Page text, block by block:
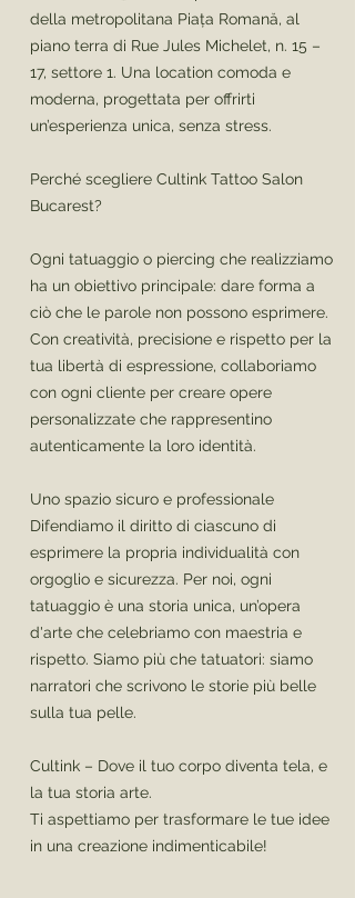
della metropolitana Piața Romană, al
piano terra di Rue Jules Michelet, n. 15 –
17, settore 1. Una location comoda e
moderna, progettata per offrirti
un’esperienza unica, senza stress.
Perché scegliere Cultink Tattoo Salon
Bucarest?
Ogni tatuaggio o piercing che realizziamo
ha un obiettivo principale: dare forma a
ciò che le parole non possono esprimere.
Con creatività, precisione e rispetto per la
tua libertà di espressione, collaboriamo
con ogni cliente per creare opere
personalizzate che rappresentino
autenticamente la loro identità.
Uno spazio sicuro e professionale
Difendiamo il diritto di ciascuno di
esprimere la propria individualità con
orgoglio e sicurezza. Per noi, ogni
tatuaggio è una storia unica, un’opera
d'arte che celebriamo con maestria e
rispetto. Siamo più che tatuatori: siamo
narratori che scrivono le storie più belle
sulla tua pelle.
Cultink – Dove il tuo corpo diventa tela, e
la tua storia arte.
Ti aspettiamo per trasformare le tue idee
in una creazione indimenticabile!